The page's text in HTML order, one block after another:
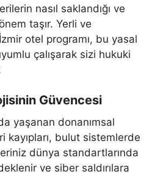
nasıl saklandığı ve
taşır. Yerli ve
otel programı, bu yasal
çalışarak sizi hukuki
Güvencesi
yaşanan donanımsal
kayıpları, bulut sistemlerde
dünya standartlarında
ve siber saldırılara